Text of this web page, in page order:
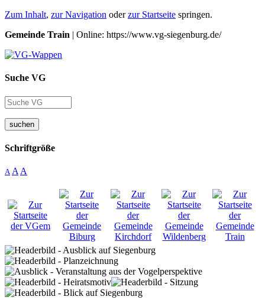
Zum Inhalt, zur Navigation oderzur Startseite springen.
Gemeinde Train | Online: https://www.vg-siegenburg.de/
Suche VG
suchen
Schriftgröße
A A A